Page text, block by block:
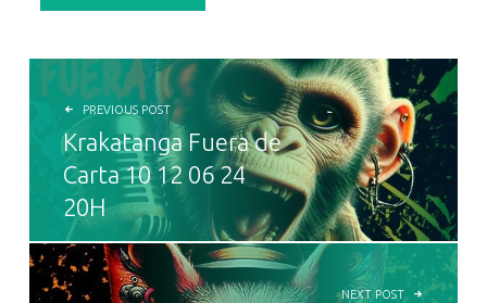
NAVEGACIÓ D'ENTRADES
PREVIOUS POST
Krakatanga Fuera de
Carta 10 12 06 24
20H
NEXT POST